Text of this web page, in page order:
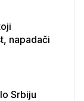
napadači
Srbiju